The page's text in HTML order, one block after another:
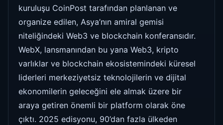
kuruluşu CoinPost tarafından planlanan ve
organize edilen, Asya’nın amiral gemisi
niteliğindeki Web3 ve blockchain konferansıdır.
WebX, lansmanından bu yana Web3, kripto
varlıklar ve blockchain ekosistemindeki küresel
liderleri merkeziyetsiz teknolojilerin ve dijital
ekonomilerin geleceğini ele almak üzere bir
araya getiren önemli bir platform olarak öne
çıktı. 2025 edisyonu, 90’dan fazla ülkeden